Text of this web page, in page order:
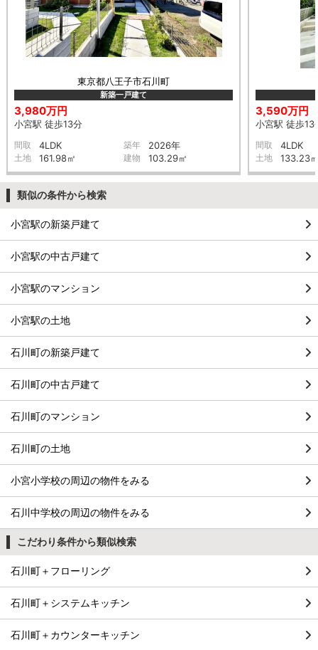
東京都八王子市石川町
新築一戸建て
3,980万円
小宮駅 徒歩13分
間取 4LDK 築年 2026年
土地 161.98㎡ 建物 103.29㎡
3,590万円
小宮駅 徒歩13
間取 4LDK
土地 133.23
類似の条件から検索
小宮駅の新築戸建て
小宮駅の中古戸建て
小宮駅のマンション
小宮駅の土地
石川町の新築戸建て
石川町の中古戸建て
石川町のマンション
石川町の土地
小宮小学校の周辺の物件をみる
石川中学校の周辺の物件をみる
こだわり条件から類似検索
石川町＋フローリング
石川町＋システムキッチン
石川町＋カウンターキッチン